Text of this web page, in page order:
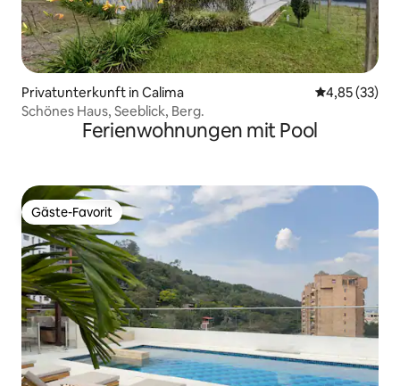
Privatunterkunft in Calima
4,85 (33)
Schönes Haus, Seeblick, Berg.
Ferienwohnungen mit Pool
Gäste-Favorit
Gäste-Favorit